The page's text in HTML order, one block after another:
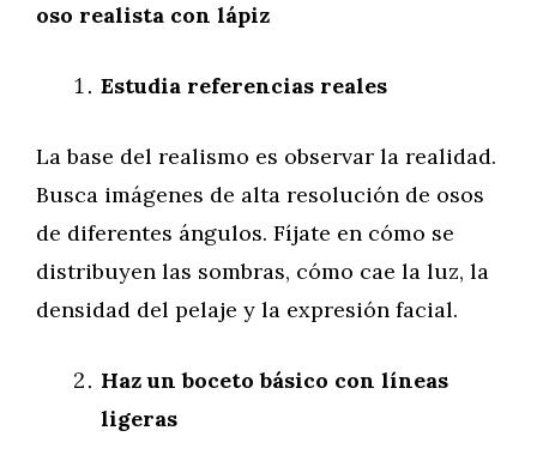
oso realista con lápiz
Estudia referencias reales
La base del realismo es observar la realidad.
Busca imágenes de alta resolución de osos
de diferentes ángulos. Fíjate en cómo se
distribuyen las sombras, cómo cae la luz, la
densidad del pelaje y la expresión facial.
Haz un boceto básico con líneas
ligeras